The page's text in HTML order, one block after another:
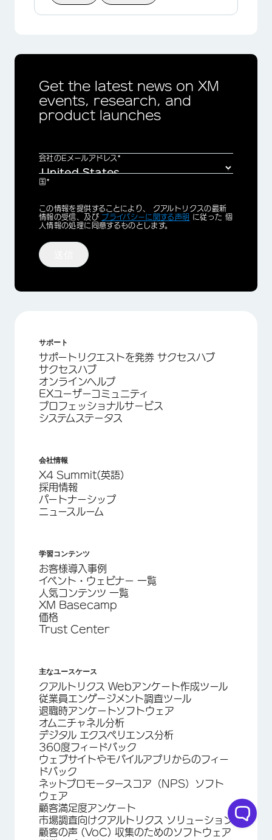
Get the latest news on XM
events, research, and
product launches
会社のEメールアドレス*
国*
Privacy
Optin
この情報を提供することにより、 クアルトリクスの最新
情報の受信、及び プライバシーに関する声明 に従った 個
人情報の処理に同意するものとします。
サポート
サポートリクエストを発券 サクセスハブ
サクセスハブ
オンラインヘルプ
EXユーザーコミュニティ
プロフェッショナルサービス
システムステータス
会社情報
X4 Summit(英語)
採用情報
パートナーシップ
ニュースルーム
学習コンテンツ
お客様導入事例
イベント・ウェビナー 一覧
人気コンテンツ 一覧
XM Basecamp
価格
Trust Center
主なユースケース
クアルトリクス Webアンケート作成ツール
従業員エンゲージメント調査ツール
退職時アンケートソフトウェア
オムニチャネル分析
デジタル エクスペリエンス分析
360度フィードバック
ウェブサイトやモバイルアプリからのフィー
ドバック
ネットプロモータースコア（NPS）ソフト
ウェア
顧客満足度アンケート
市場調査向けクアルトリクス ソリューション
顧客の声 (VoC) 収集のためのソフトウェア